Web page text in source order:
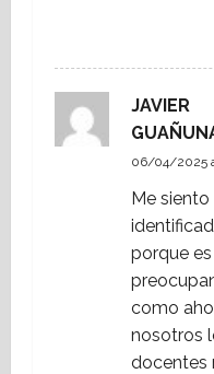
JAVIER
06/04/2025
Me siento
porque es
como
nosotros
docentes